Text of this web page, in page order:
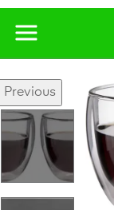
Previous